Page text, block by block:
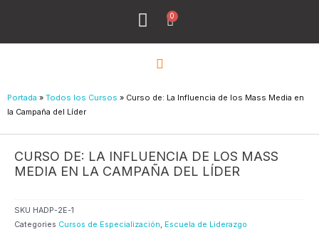
contenido
Menu
0
Cart
Portada » Todos los Cursos » Curso de: La Influencia de los Mass Media en
la Campaña del Líder
CURSO DE: LA INFLUENCIA DE LOS MASS
MEDIA EN LA CAMPAÑA DEL LÍDER
SKU HADP-2E-1
Categories Cursos de Especialización, Escuela de Liderazgo